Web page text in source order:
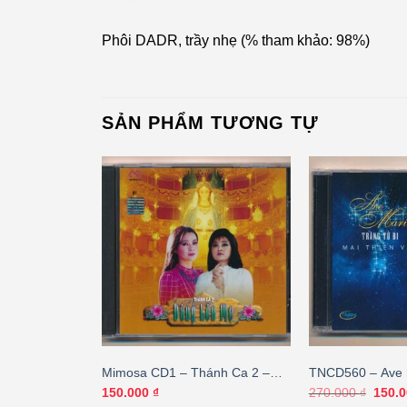
Phôi DADR, trầy nhẹ (% tham khảo: 98%)
SẢN PHẨM TƯƠNG TỰ
Mimosa CD1 – Thánh Ca 2 –
Dâng Lên Mẹ
150.000 ₫
TNCD560 – Ave
Từ Bi – Mai
270.000₫ Giá